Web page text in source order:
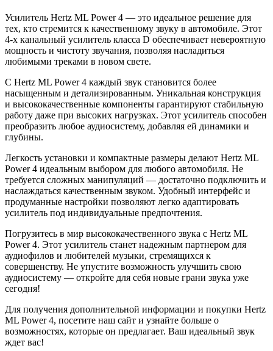
Усилитель Hertz ML Power 4 — это идеальное решение для
тех, кто стремится к качественному звуку в автомобиле. Этот
4-х канальный усилитель класса D обеспечивает невероятную
мощность и чистоту звучания, позволяя насладиться
любимыми треками в новом свете.
С Hertz ML Power 4 каждый звук становится более
насыщенным и детализированным. Уникальная конструкция
и высококачественные компоненты гарантируют стабильную
работу даже при высоких нагрузках. Этот усилитель способен
преобразить любое аудиосистему, добавляя ей динамики и
глубины.
Легкость установки и компактные размеры делают Hertz ML
Power 4 идеальным выбором для любого автомобиля. Не
требуется сложных манипуляций — достаточно подключить и
наслаждаться качественным звуком. Удобный интерфейс и
продуманные настройки позволяют легко адаптировать
усилитель под индивидуальные предпочтения.
Погрузитесь в мир высококачественного звука с Hertz ML
Power 4. Этот усилитель станет надежным партнером для
аудиофилов и любителей музыки, стремящихся к
совершенству. Не упустите возможность улучшить свою
аудиосистему — откройте для себя новые грани звука уже
сегодня!
Для получения дополнительной информации и покупки Hertz
ML Power 4, посетите наш сайт и узнайте больше о
возможностях, которые он предлагает. Ваш идеальный звук
ждет вас!